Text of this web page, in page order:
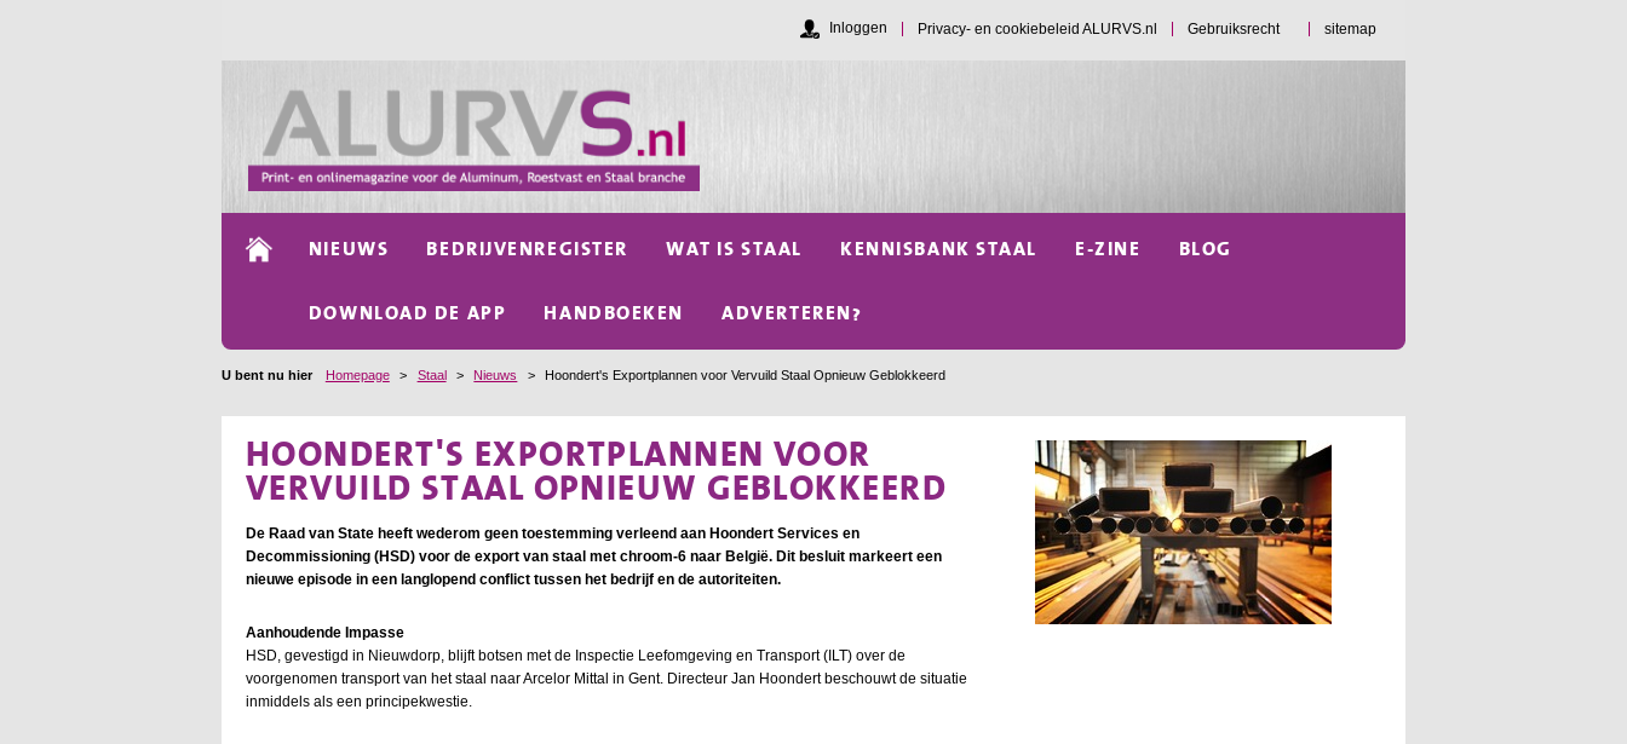
Privacy- en cookiebeleid ALURVS.nl Gebruiksrecht sitemap
Inloggen
NIEUWS BEDRIJVENREGISTER WAT IS STAAL KENNISBANK STAAL E-ZINE BLOG
DOWNLOAD DE APP HANDBOEKEN ADVERTEREN?
U bent nu hier Homepage > Staal > Nieuws > Hoondert's Exportplannen voor Vervuild Staal Opnieuw Geblokkeerd
HOONDERT'S EXPORTPLANNEN VOOR
VERVUILD STAAL OPNIEUW GEBLOKKEERD
De Raad van State heeft wederom geen toestemming verleend aan Hoondert Services en
Decommissioning (HSD) voor de export van staal met chroom-6 naar België. Dit besluit markeert een
nieuwe episode in een langlopend conflict tussen het bedrijf en de autoriteiten.
Aanhoudende Impasse
HSD, gevestigd in Nieuwdorp, blijft botsen met de Inspectie Leefomgeving en Transport (ILT) over de
voorgenomen transport van het staal naar Arcelor Mittal in Gent. Directeur Jan Hoondert beschouwt de situatie
inmiddels als een principekwestie.